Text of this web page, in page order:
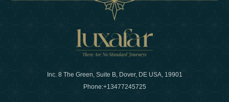
Inc. 8 The Green, Suite B, Dover, DE USA, 19901
Phone:+13477245725